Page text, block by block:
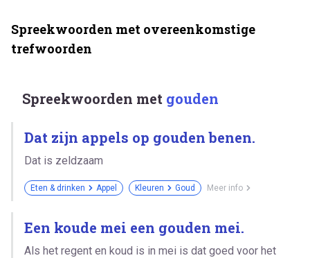
Spreekwoorden met overeenkomstige
trefwoorden
Spreekwoorden met gouden
Dat zijn appels op gouden benen.
Dat is zeldzaam
Eten & drinken Appel Kleuren Goud Meer info
Een koude mei een gouden mei.
Als het regent en koud is in mei is dat goed voor het